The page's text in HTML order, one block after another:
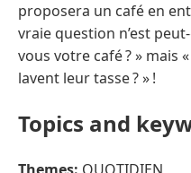
proposera un café en
vraie question n’est
vous votre café ? » mais
lavent leur tasse ? » !
Topics and